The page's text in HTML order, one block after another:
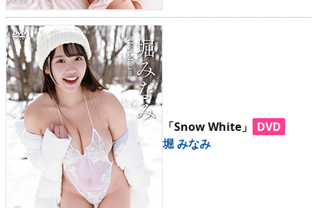
「Snow White」
DVD
堀 みなみ